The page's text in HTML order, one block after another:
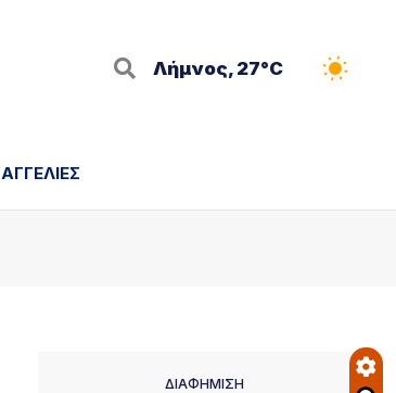
Λήμνος, 27°C
ΑΓΓΕΛΙΕΣ
ΔΙΑΦΗΜΙΣΗ